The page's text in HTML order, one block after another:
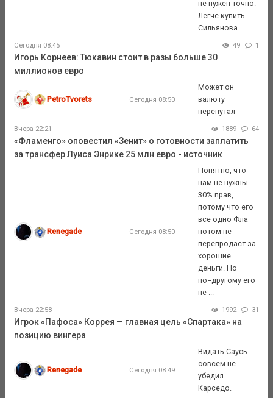
не нужен точно.
Легче купить
Сильянова ...
Сегодня 08:45 49 1
Игорь Корнеев: Тюкавин стоит в разы больше 30
миллионов евро
PetroTvorets Сегодня 08:50
Может он
валюту
перепутал
Вчера 22:21 1889 64
«Фламенго» оповестил «Зенит» о готовности заплатить
за трансфер Луиса Энрике 25 млн евро - источник
Renegade Сегодня 08:50
Понятно, что
нам не нужны
30% прав,
потому что его
все одно Фла
потом не
перепродаст за
хорошие
деньги. Но
по=другому его
не ...
Вчера 22:58 1992 31
Игрок «Пафоса» Коррея — главная цель «Спартака» на
позицию вингера
Renegade Сегодня 08:49
Видать Саусь
совсем не
убедил
Карседо.